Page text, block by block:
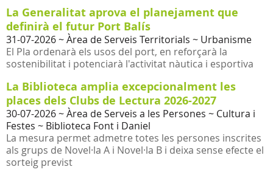
La Generalitat aprova el planejament que
definirà el futur Port Balís
31-07-2026~ Àrea de Serveis Territorials ~ Urbanisme
El Pla ordenarà els usos del port, en reforçarà la
sostenibilitat i potenciarà l'activitat nàutica i esportiva
La Biblioteca amplia excepcionalment les
places dels Clubs de Lectura 2026-2027
30-07-2026~ Àrea de Serveis a les Persones ~ Cultura i
Festes ~ Biblioteca Font i Daniel
La mesura permet admetre totes les persones inscrites
als grups de Novel·la A i Novel·la B i deixa sense efecte el
sorteig previst